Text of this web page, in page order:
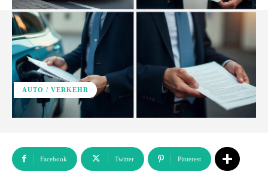
AUTO / VERKEHR
Facebook Twitter Pinterest